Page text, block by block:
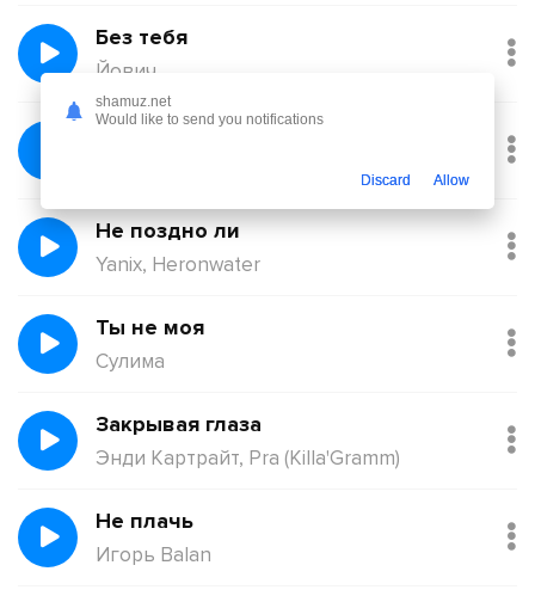
Без тебя
Йович
Балқадиша (Ақан Сері)
Не поздно ли
Yanix, Heronwater
Ты не моя
Сулима
Закрывая глаза
Энди Картрайт, Pra (Killa'Gramm)
Не плачь
Игорь Balan
shamuz.net
Would like to send you notifications
Discard Allow